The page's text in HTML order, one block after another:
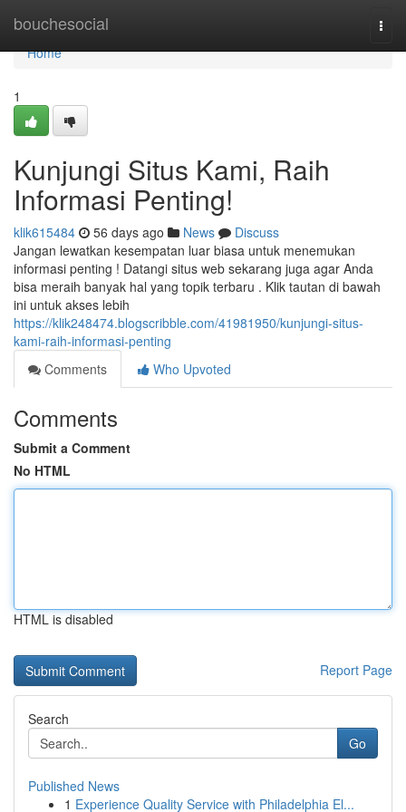
bouchesocial
Home
Home
1
Kunjungi Situs Kami, Raih
Informasi Penting!
klik615484 56 days ago News
Discuss
Jangan lewatkan kesempatan luar biasa untuk menemukan
informasi penting ! Datangi situs web sekarang juga agar Anda
bisa meraih banyak hal yang topik terbaru . Klik tautan di bawah
ini untuk akses lebih
https://klik248474.blogscribble.com/41981950/kunjungi-situs-
kami-raih-informasi-penting
Comments
Who Upvoted
Comments
Submit a Comment
No HTML
HTML is disabled
Report Page
Search
Go
Published News
1 Experience Quality Service with Philadelphia El...